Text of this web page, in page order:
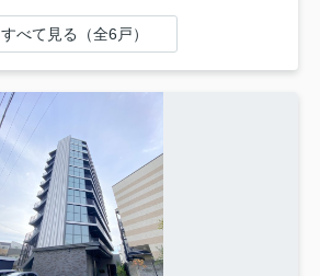
すべて見る（全6戸）